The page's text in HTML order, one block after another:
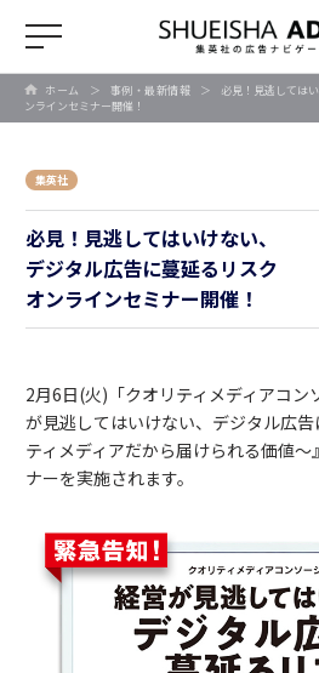
ホーム ＞ 事例・最新情報 ＞
必見！見逃しては
ンラインセミナー開催！
集英社
必見！見逃してはいけない、
デジタル広告に蔓延るリスク
オンラインセミナー開催！
2月6日(火)「クオリティメディアコン
が見逃してはいけない、デジタル広
ティメディアだから届けられる価値
ナーを実施されます。